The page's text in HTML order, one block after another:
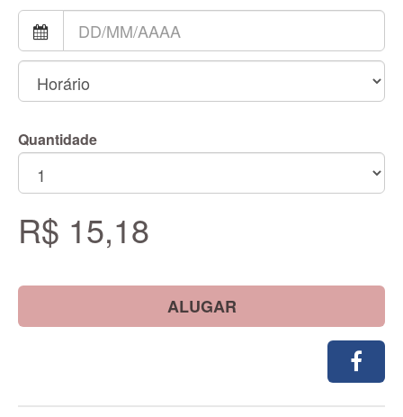
Quantidade
R$ 15,18
ALUGAR